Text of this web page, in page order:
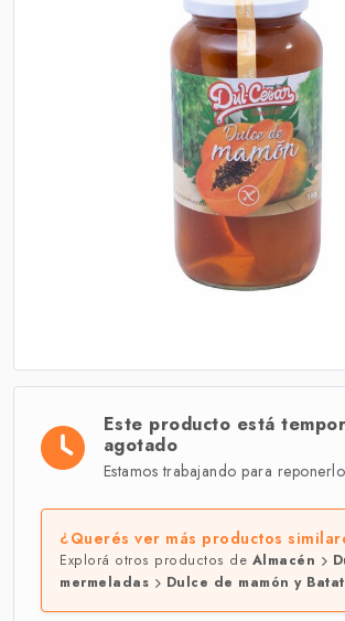
Este producto está
agotado
Estamos trabajando para
¿Querés ver más productos
Explorá otros productos de Almacén
mermeladas
Dulce de mamón y